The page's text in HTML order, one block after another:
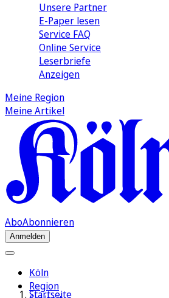
Unsere Partner
E-Paper lesen
Service FAQ
Online Service
Leserbriefe
Anzeigen
Meine Region
Meine Artikel
AboAbonnieren
Anmelden
Köln
Region
Startseite